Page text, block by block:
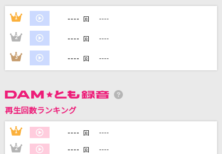
点描の唄(feat.井上苑子)
Mrs. GREEN APPLE
浄土と阿修羅の金環蝕よ(Full ver.)
藤原泰衡(鳥海浩輔)
Again
Mr.Children
HEAT
B'z
1 ---- 回 ----
2 ---- 回 ----
3 ---- 回 ----
再生回数ランキング
1 ---- 回 ----
2 ---- 回 ----